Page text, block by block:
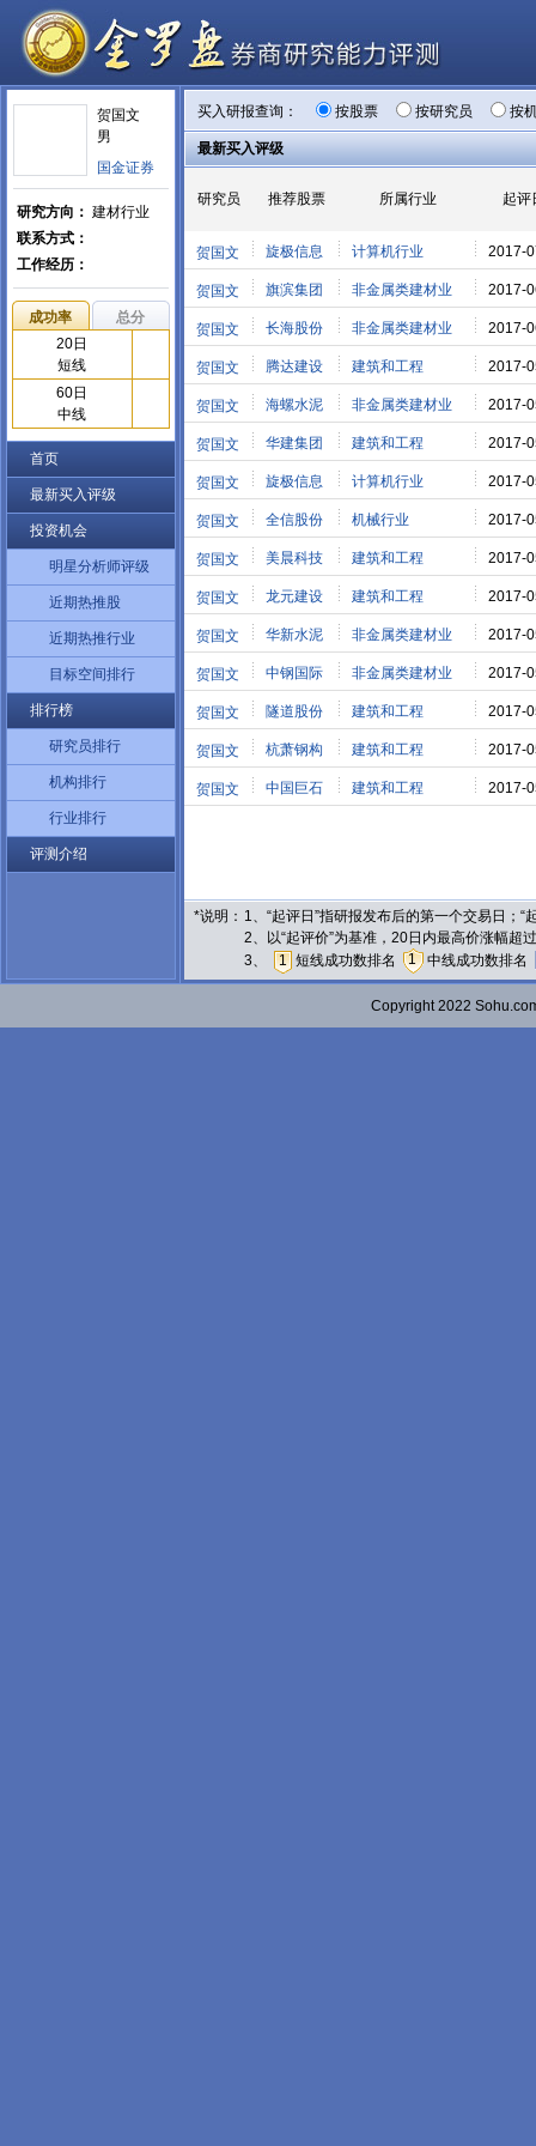
贺国文
男
国金证券
研究方向： 建材行业
联系方式：
工作经历：
成功率
总分
20日
短线
60日
中线
首页
最新买入评级
投资机会
明星分析师评级
近期热推股
近期热推行业
目标空间排行
排行榜
研究员排行
机构排行
行业排行
评测介绍
买入研报查询： 按股票 按研究员 按
最新买入评级
研究员 推荐股票 所属行业 起评
贺国文 旋极信息 计算机行业 2017-
贺国文 旗滨集团 非金属类建材业 2017-
贺国文 长海股份 非金属类建材业 2017-
贺国文 腾达建设 建筑和工程 2017-
贺国文 海螺水泥 非金属类建材业 2017-
贺国文 华建集团 建筑和工程 2017-
贺国文 旋极信息 计算机行业 2017-
贺国文 全信股份 机械行业 2017-
贺国文 美晨科技 建筑和工程 2017-
贺国文 龙元建设 建筑和工程 2017-
贺国文 华新水泥 非金属类建材业 2017-
贺国文 中钢国际 非金属类建材业 2017-
贺国文 隧道股份 建筑和工程 2017-
贺国文 杭萧钢构 建筑和工程 2017-
贺国文 中国巨石 建筑和工程 2017-
*说明： 1、“起评日”指研报发布后的第一个交易日；
2、以“起评价”为基准，20日内最高价涨幅
3、
1 短线成功数排名 1 中线成功数排名
Copyright 2022